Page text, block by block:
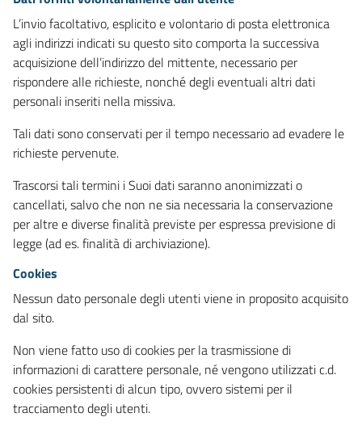
L’invio facoltativo, esplicito e volontario di posta elettronica
agli indirizzi indicati su questo sito comporta la successiva
acquisizione dell’indirizzo del mittente, necessario per
rispondere alle richieste, nonché degli eventuali altri dati
personali inseriti nella missiva.
Tali dati sono conservati per il tempo necessario ad evadere le
richieste pervenute.
Trascorsi tali termini i Suoi dati saranno anonimizzati o
cancellati, salvo che non ne sia necessaria la conservazione
per altre e diverse finalità previste per espressa previsione di
legge (ad es. finalità di archiviazione).
Cookies
Nessun dato personale degli utenti viene in proposito acquisito
dal sito.
Non viene fatto uso di cookies per la trasmissione di
informazioni di carattere personale, né vengono utilizzati c.d.
cookies persistenti di alcun tipo, ovvero sistemi per il
tracciamento degli utenti.